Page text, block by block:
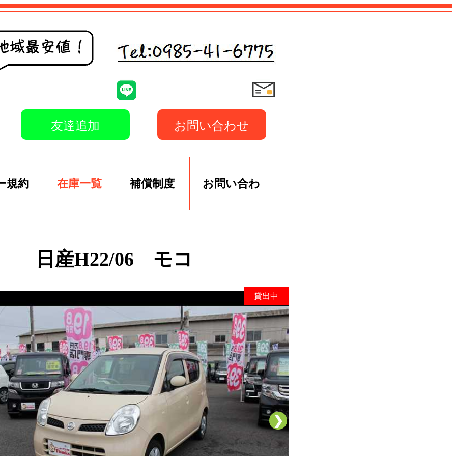
友達追加 お問い合わせ
規約 在庫一覧 補償制度 お問い合わ
日産H22/06 モコ
貸出中
❯